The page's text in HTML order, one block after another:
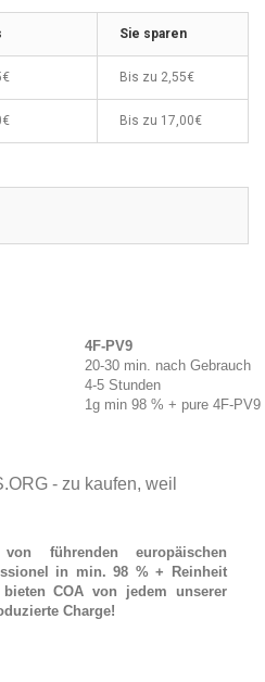
Sie sparen
Bis zu 2,55€
Bis zu 17,00€
4F-PV9
20-30 min. nach Gebrauch
4-5 Stunden
1g min 98 % + pure 4F-PV9
- zu kaufen, weil
führenden europäischen
in min. 98 % + Reinheit
COA von jedem unserer
Charge!